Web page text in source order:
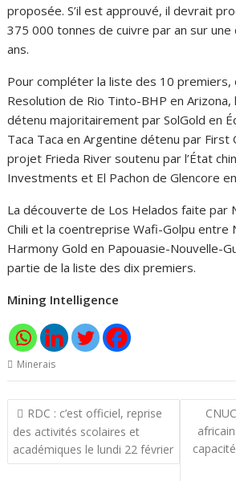
proposée. S’il est approuvé, il devrait
375 000 tonnes de cuivre par an sur
ans.
Pour compléter la liste des 10
Resolution de Rio Tinto-BHP en
détenu majoritairement par SolGold en
Taca Taca en Argentine détenu par First
projet Frieda River soutenu par l’État
Investments et El Pachon de Glencore
La découverte de Los Helados faite par
Chili et la coentreprise Wafi-Golpu entre
Harmony Gold en Papouasie-Nouvelle-
partie de la liste des dix premiers.
Mining Intelligence
Minerais
Navigation
de
l’article
RDC : c’est officiel, reprise
des activités scolaires et
académiques le lundi 22 février